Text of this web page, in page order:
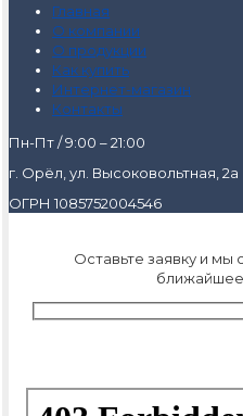
Главная
О компании
О продукции
Как купить
Интернет-магазин
Контакты
Пн-Пт / 9:00 – 21:00
г. Орёл, ул. Высоковольтная, 2а
ОГРН 1085752004546
Оставьте заявку и мы